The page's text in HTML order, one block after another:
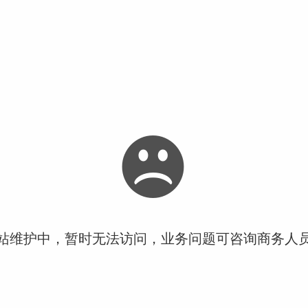
维护中，暂时无法访问，业务问题可咨询商务人